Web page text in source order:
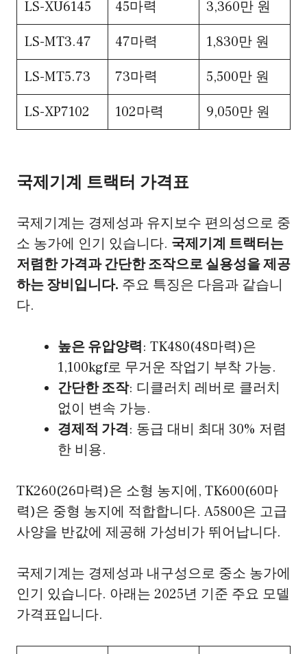
LS-XU6145 45마력
3,360만 원
LS-MT3.47
47마력
1,830만 원
LS-MT5.73
73마력
5,500만 원
LS-XP7102
102마력 9,050만 원
국제기계 트랙터 가격표
국제기계는 경제성과 유지보수 편의성으로 중
소 농가에 인기 있습니다. 국제기계 트랙터는
저렴한 가격과 간단한 조작으로 실용성을 제공
하는 장비입니다. 주요 특징은 다음과 같습니
다.
높은 유압양력: TK480(48마력)은
1,100kgf로 무거운 작업기 부착 가능.
간단한 조작: 디클러치 레버로 클러치
없이 변속 가능.
경제적 가격: 동급 대비 최대 30% 저렴
한 비용.
TK260(26마력)은 소형 농지에, TK600(60마
력)은 중형 농지에 적합합니다. A5800은 고급
사양을 반값에 제공해 가성비가 뛰어납니다.
국제기계는 경제성과 내구성으로 중소 농가에
인기 있습니다. 아래는 2025년 기준 주요 모델
가격표입니다.